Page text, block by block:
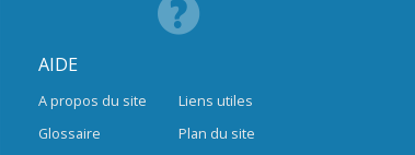
AIDE
A propos du site
Glossaire
Liens utiles
Plan du site